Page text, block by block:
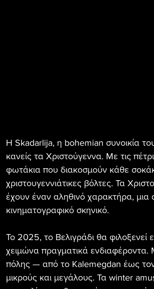
Η Skadarlija, η bohemian συνοικία
κανείς τα Χριστούγεννα. Με τις
φωτάκια που διακοσμούν κάθε
χριστουγεννιάτικες βόλτες. Τα
έχουν έναν αληθινό χαρακτήρα, μια
κινηματογραφικό σκηνικό.
Το 2025, το Βελιγράδι θα φιλοξενεί
χειμώνα πραγματικά
πόλης — από το Kalemegdan έως
μικρούς και μεγάλους. Τα winter